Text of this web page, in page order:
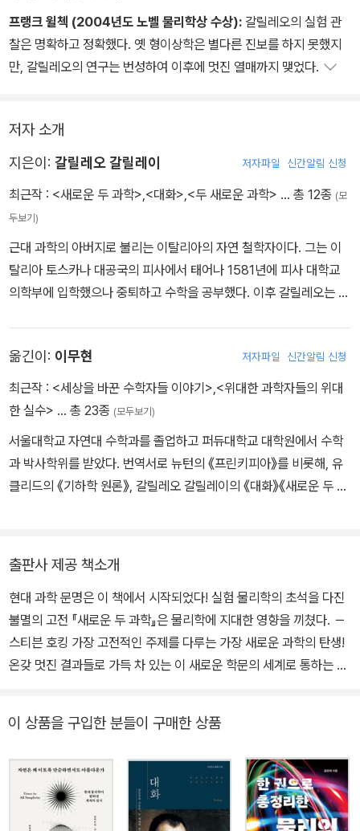
프랭크 윌첵 (2004년도 노벨 물리학상 수상): 갈릴레오의 실험 관
찰은 명확하고 정확했다. 옛 형이상학은 별다른 진보를 하지 못했지
만, 갈릴레오의 연구는 번성하여 이후에 멋진 열매까지 맺었다.
저자 소개
지은이: 갈릴레오 갈릴레이 저자파일 신간알림 신청
최근작 : <새로운 두 과학> <대화> <두 새로운 과학> … 총 12종 (모
두보기)
근대 과학의 아버지로 불리는 이탈리아의 자연 철학자이다. 그는 이
탈리아 토스카나 대공국의 피사에서 태어나 1581년에 피사 대학교
의학부에 입학했으나 중퇴하고 수학을 공부했다. 이후 갈릴레오는 실
도바 대학으로 자리를 옮겼다. 그는 1609년에 망원경을 이용해 최초
로 천체를 관측한 후 그 놀라운 발견들을 책으로 펴내 유럽 최고의 유
명 과학자가 되었으며, 1610년에 토스카나 대공의 제일 수학자로 취
작했는데, 이런 분위기 속에서 1632년에 펴낸 『대화』가 문제가 되어
그해에 종교 재판에 회부되었다. 종교 재판에서 갈릴레오는 공개적으
로 자신의 신념을 부정하고 참회해야 했고, 이후 피렌체 근교에 있는
광범위한 업적을 남겼다. 그는 뛰어난 성능의 망원경을 제작, 천체들
로 발전시켰다. 그리고 정교하게 설계된 실험과 관측을 통해 관성의
법칙, 자유 낙하의 법칙 등의 초안이 될 만한 의미 있는 결과들을 도출
했다. 또한 갈릴레오는 왕성한 연구 활동을 토대로 많은 책을 발표했
다. 주요 저서로는 『별들의 소식(Sidereus Nuncius)』, 『해의 검은
e intorno alle Macchie Solari e Loro Accidenti Comprese in
『시금저울(Il Saggiatore)』, 『새로운 두 과학(Due Nuove Scienz
e)』 등이 있다.
옮긴이: 이무현 저자파일 신간알림 신청
최근작 : <세상을 바꾼 수학자들 이야기> <위대한 과학자들의 위대
한 실수> … 총 23종 (모두보기)
서울대학교 자연대 수학과를 졸업하고 퍼듀대학교 대학원에서 수학
과 박사학위를 받았다. 번역서로 뉴턴의 《프린키피아》를 비롯해, 유
클리드의 《기하학 원론》, 갈릴레오 갈릴레이의 《대화》《새로운 두 과
출판사 제공 책소개
현대 과학 문명은 이 책에서 시작되었다! 실험 물리학의 초석을 다진
불멸의 고전 『새로운 두 과학』은 물리학에 지대한 영향을 끼쳤다. －
스티븐 호킹 가장 고전적인 주제를 다루는 가장 새로운 과학의 탄생!
온갖 멋진 결과들로 가득 차 있는 이 새로운 학문의 세계로 통하는 문
초인 물리학은 끊임없이 진화해 왔다. 뉴턴 역학은 하늘에 존재하는
천체들의 운동을 이해하는 데 결정적으로 기여했고, 아인슈타인의 상
대성 이론은 시공간을 통합하여 우주의 지형도를 새로 그렸다. 이후
에는 대폭발 이론, 끈 이론, 다중 우주론 등이 등장해 우주에 대한 한
층 깊은 이해를 이끌었다. 거시 스케일뿐만 아니라 미시 스케일에서
이 상품을 구입한 분들이 구매한 상품